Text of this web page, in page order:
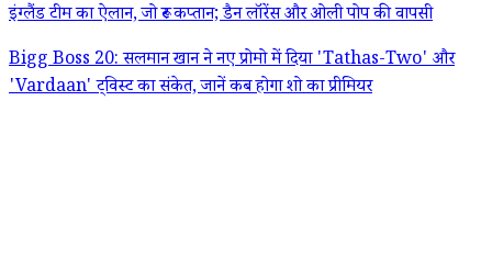
इंग्लैंड टीम का ऐलान, जो रूट कप्तान; डैन लॉरेंस और ओली पोप की वापसी
Bigg Boss 20: सलमान खान ने नए प्रोमो में दिया 'Tathas-Two' और
'Vardaan' ट्विस्ट का संकेत, जानें कब होगा शो का प्रीमियर